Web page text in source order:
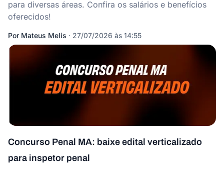
para diversas áreas. Confira os salários e benefícios
oferecidos!
Por Mateus Melis · 27/07/2026 às 14:55
Concurso Penal MA: baixe edital verticalizado
para inspetor penal